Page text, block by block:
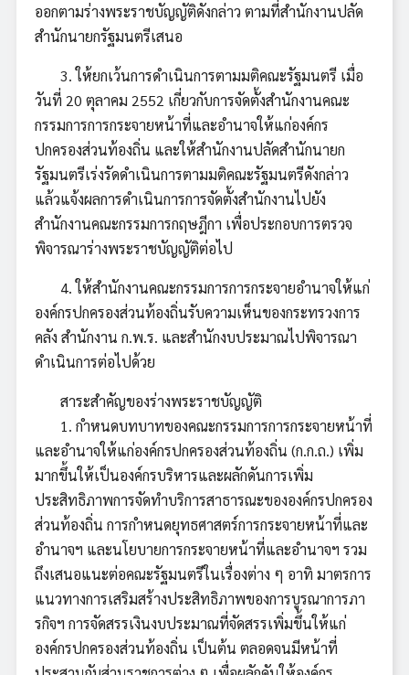
ออกตามร่างพระราชบัญญัติดังกล่าว ตามที่สำนักงานปลัด
สำนักนายกรัฐมนตรีเสนอ
3. ให้ยกเว้นการดำเนินการตามมติคณะรัฐมนตรี เมื่อ
วันที่ 20 ตุลาคม 2552 เกี่ยวกับการจัดตั้งสำนักงานคณะ
กรรมการการกระจายหน้าที่และอำนาจให้แก่องค์กร
ปกครองส่วนท้องถิ่น และให้สำนักงานปลัดสำนักนายก
รัฐมนตรีเร่งรัดดำเนินการตามมติคณะรัฐมนตรีดังกล่าว
แล้วแจ้งผลการดำเนินการการจัดตั้งสำนักงานไปยัง
สำนักงานคณะกรรมการกฤษฎีกา เพื่อประกอบการตรวจ
พิจารณาร่างพระราชบัญญัติต่อไป
4. ให้สำนักงานคณะกรรมการการกระจายอำนาจให้แก่
องค์กรปกครองส่วนท้องถิ่นรับความเห็นของกระทรวงการ
คลัง สำนักงาน ก.พ.ร. และสำนักงบประมาณไปพิจารณา
ดำเนินการต่อไปด้วย
สาระสำคัญของร่างพระราชบัญญัติ
1. กำหนดบทบาทของคณะกรรมการการกระจายหน้าที่
และอำนาจให้แก่องค์กรปกครองส่วนท้องถิ่น (ก.ก.ถ.) เพิ่ม
มากขึ้นให้เป็นองค์กรบริหารและผลักดันการเพิ่ม
ประสิทธิภาพการจัดทำบริการสาธารณะขององค์กรปกครอง
ส่วนท้องถิ่น การกำหนดยุทธศาสตร์การกระจายหน้าที่และ
อำนาจฯ และนโยบายการกระจายหน้าที่และอำนาจฯ รวม
ถึงเสนอแนะต่อคณะรัฐมนตรีในเรื่องต่าง ๆ อาทิ มาตรการ
แนวทางการเสริมสร้างประสิทธิภาพของการบูรณาการภา
รกิจฯ การจัดสรรเงินงบประมาณที่จัดสรรเพิ่มขึ้นให้แก่
องค์กรปกครองส่วนท้องถิ่น เป็นต้น ตลอดจนมีหน้าที่